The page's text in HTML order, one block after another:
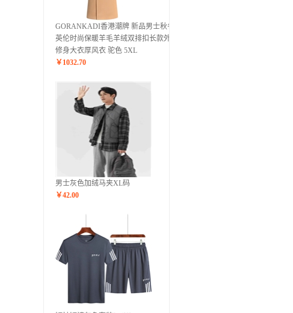
GORANKADI香港潮牌 新品男士秋冬
英伦时尚保暖羊毛羊绒双排扣长款外套
修身大衣厚风衣 驼色 5XL
￥ 1032.70
男士灰色加绒马夹XL码
￥42.00